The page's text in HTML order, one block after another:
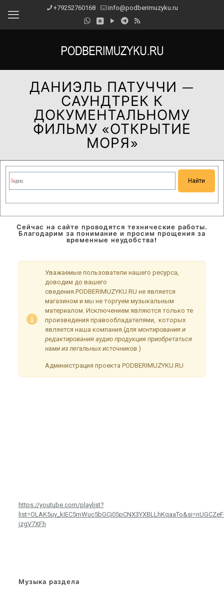
+79252760168 info@podberimuzyku.ru
ДАНИЭЛЬ ПАТУЧЧИ —
САУНДТРЕК К
ДОКУМЕНТАЛЬНОМУ
ФИЛЬМУ «ОТКРЫТИЕ
МОРЯ»
Сейчас на сайте проводятся технические работы.
Благодарим за понимание и просим прощения за
временные неудобства!
Уважаемые пользователи нашего ресурса,
доводим до вашего
сведения.PODBERIMUZYKU.RU не является
магазином и мы не торгуем музыкальным
материалом. Исключением являются только те
произведения правообладателями, которых
является наша компания.(для монтирования и
редактирования аудио продукция приобретаться
нами из легальных источников.)
Администрация проекта PODBERIMUZYKU.RU
https://youtube.com/playlist?
jzgV7XFh
Музыка раздела